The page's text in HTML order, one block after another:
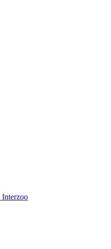
Interzoo